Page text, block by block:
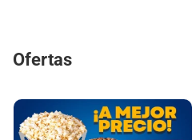
Ofertas